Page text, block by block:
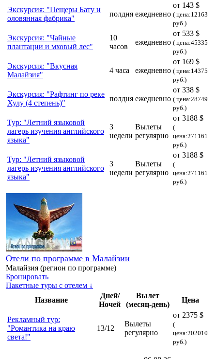
Экскурсия: "Пещеры Бату и
оловянная фабрика"
полдня ежедневно
от 143 $
( цена:12163
руб.)
Экскурсия: "Чайные
плантации и мховый лес"
10
часов
ежедневно
от 533 $
( цена:45335
руб.)
Экскурсия: "Вкусная
Малайзия"
4 часа ежедневно
от 169 $
( цена:14375
руб.)
Экскурсия: "Рафтинг по реке
Хулу (4 степень)"
полдня ежедневно
от 338 $
( цена:28749
руб.)
Тур: "Летний языковой
лагерь изучения английского
языка"
3
недели
Вылеты
регулярно
от 3188 $
(
цена:271161
руб.)
Тур: "Летний языковой
лагерь изучения английского
языка"
3
недели
Вылеты
регулярно
от 3188 $
(
цена:271161
руб.)
Отели по программе в Малайзии
Малайзия (регион по программе)
Бронировать
Пакетные туры с отелем ↓
Название
Дней/
Ночей
Вылет
(месяц-день)
Цена
Рекламный тур:
"Романтика на краю
света!"
13/12
Вылеты
регулярно
от 2375 $
(
цена:202010
руб.)